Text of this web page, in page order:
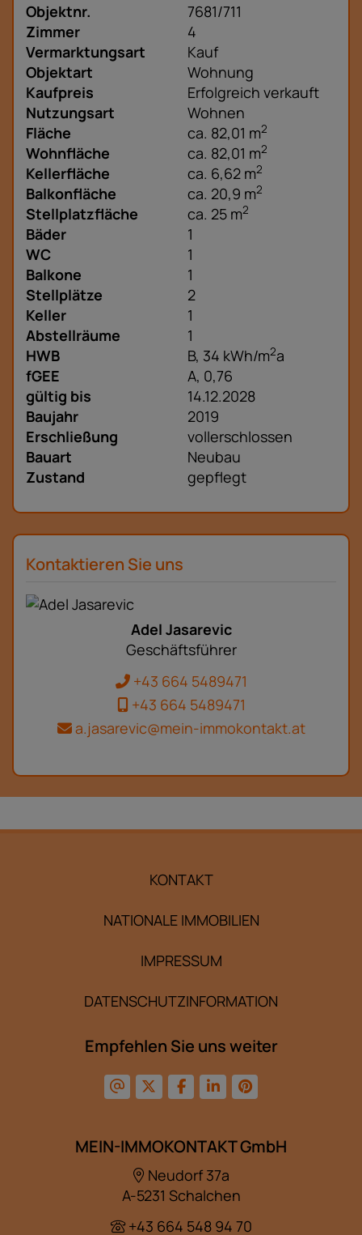
Objektnr.
7681/711
Zimmer
4
Vermarktungsart
Kauf
Objektart
Wohnung
Kaufpreis
Erfolgreich verkauft
Nutzungsart
Wohnen
Fläche
ca. 82,01 m2
Wohnfläche ca. 82,01 m2
Kellerfläche ca. 6,62 m2
Balkonfläche ca. 20,9 m2
Stellplatzfläche ca. 25 m2
Bäder
1
WC
1
Balkone
1
Stellplätze
2
Keller
1
Abstellräume
1
HWB
B, 34 kWh/m2a
fGEE
A, 0,76
gültig bis
14.12.2028
Baujahr
2019
Erschließung
vollerschlossen
Bauart
Neubau
Zustand
gepflegt
Kontaktieren Sie uns
Adel Jasarevic
Geschäftsführer
+43 664 5489471
+43 664 5489471
a.jasarevic@mein-immokontakt.at
KONTAKT
NATIONALE IMMOBILIEN
IMPRESSUM
DATENSCHUTZINFORMATION
Empfehlen Sie uns weiter
MEIN-IMMOKONTAKT GmbH
Neudorf 37a
A-5231 Schalchen
+43 664 548 94 70